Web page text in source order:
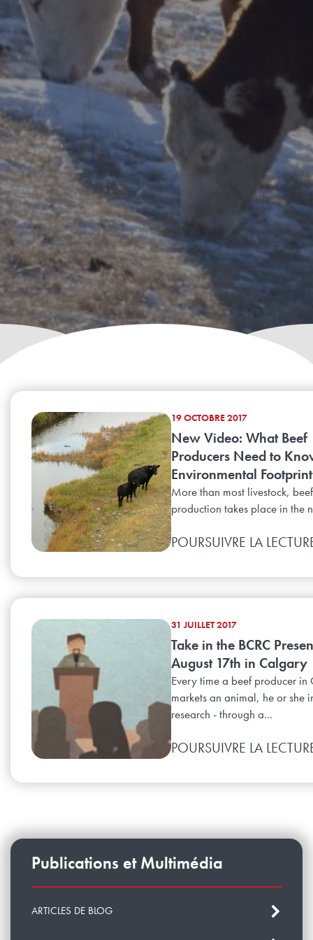
19 OCTOBRE 2017
New Video: What Beef
Producers Need to
Environmental Footprint
More than most livestock,
production takes place in the
POURSUIVRE LA
31 JUILLET 2017
Take in the BCRC
August 17th in Calgary
Every time a beef producer in
markets an animal, he or she
research - through a...
POURSUIVRE LA
Publications et Multimédia
ARTICLES DE BLOG